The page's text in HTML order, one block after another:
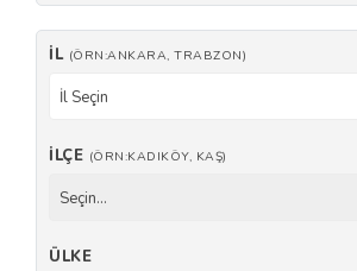
İL (ÖRN:ANKARA, TRABZON)
İl Seçin
İLÇE (ÖRN:KADIKÖY, KAŞ)
Seçin...
ÜLKE